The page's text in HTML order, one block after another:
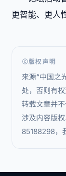
更智能、更人
版权声明
来源“中国之
处，否则有权
转载文章并
涉及内容版
85188298，